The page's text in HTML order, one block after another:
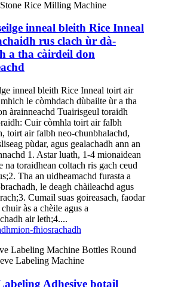
inneal bleith Rice Inneal
rus clach ùr dà-
a tha càirdeil don
inneal bleith Rice Inneal toirt air
le còmhdach dùbailte ùr a tha
àrainneachd Tuairisgeul toraidh
Cuir còmhla toirt air falbh
toirt air falbh neo-chunbhalachd,
pùdar, agus gealachadh ann an
1. Astar luath, 1-4 mionaidean
na toraidhean coltach ris gach ceud
Tha an uidheamachd furasta a
le deagh chàileachd agus
Cumail suas goireasach, faodar
às a chèile agus a
air leth;4....
mion-fhiosrachadh
Adhesive botail